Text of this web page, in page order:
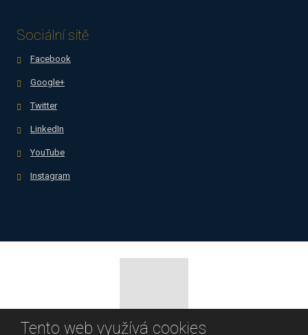
Sociální sítě
Facebook
Google+
Twitter
LinkedIn
YouTube
Instagram
Tento web využívá cookies